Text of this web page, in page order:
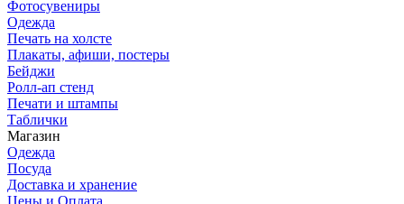
Фотосувениры
Одежда
Печать на холсте
Плакаты, афиши, постеры
Бейджи
Ролл-ап стенд
Печати и штампы
Таблички
Магазин
Одежда
Посуда
Доставка и хранение
Цены и Оплата